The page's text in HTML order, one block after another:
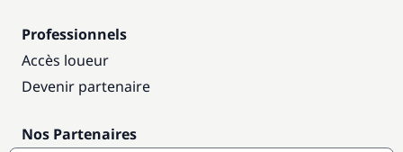
Professionnels
Accès loueur
Devenir partenaire
Nos Partenaires